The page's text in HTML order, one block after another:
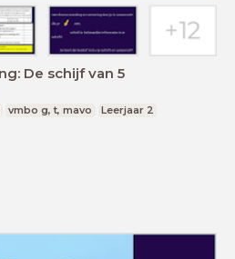
De schijf van 5
vmbo g, t, mavo Leerjaar 2